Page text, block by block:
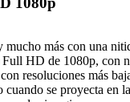
más con una
HD de 1080p, con
resoluciones más
cuando se proyecta en